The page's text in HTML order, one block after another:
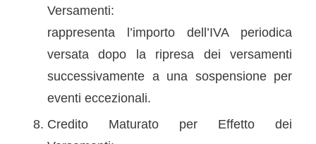
Versamenti:
rappresenta l’importo dell’IVA periodica
versata dopo la ripresa dei versamenti
successivamente a una sospensione per
eventi eccezionali.
Credito Maturato per Effetto dei